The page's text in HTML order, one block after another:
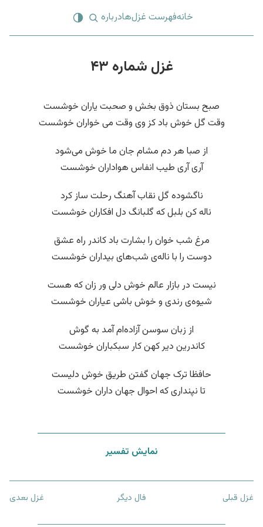
خانهفهرست غزل‌هادرباره
غزل شماره ۴۳
صبح بستان ذوق بخش و صحبت یاران خوشست
وقت گل خوش باد کز وی وقت می خواران خوشست
از صبا هر دم مشام جان ما خوش می‌شود
آری آری طیب انفاس هواداران خوشست
ناگشوده گل نقاب آهنگ رحلت ساز کرد
ناله کن بلبل که گلبانگ دل افکاران خوشست
مرغ شب خوان را بشارت باد کاندر راه عشق
دوست را با ناله‌ی شب‌های بیداران خوشست
نیست در بازار عالم خوش دلی ور زان که هست
شیوه‌ی رندی و خوش باشی عیاران خوشست
از زبان سوسن آزاده‌ام آمد به گوش
کاندرین دیر کهن کار سبکباران خوشست
حافظا ترک جهان گفتن طریق خوش دلیست
تا نپنداری که احوال جهان داران خوشست
نمایش تفسیر
غزل قبلی فال دیگر غزل بعدی